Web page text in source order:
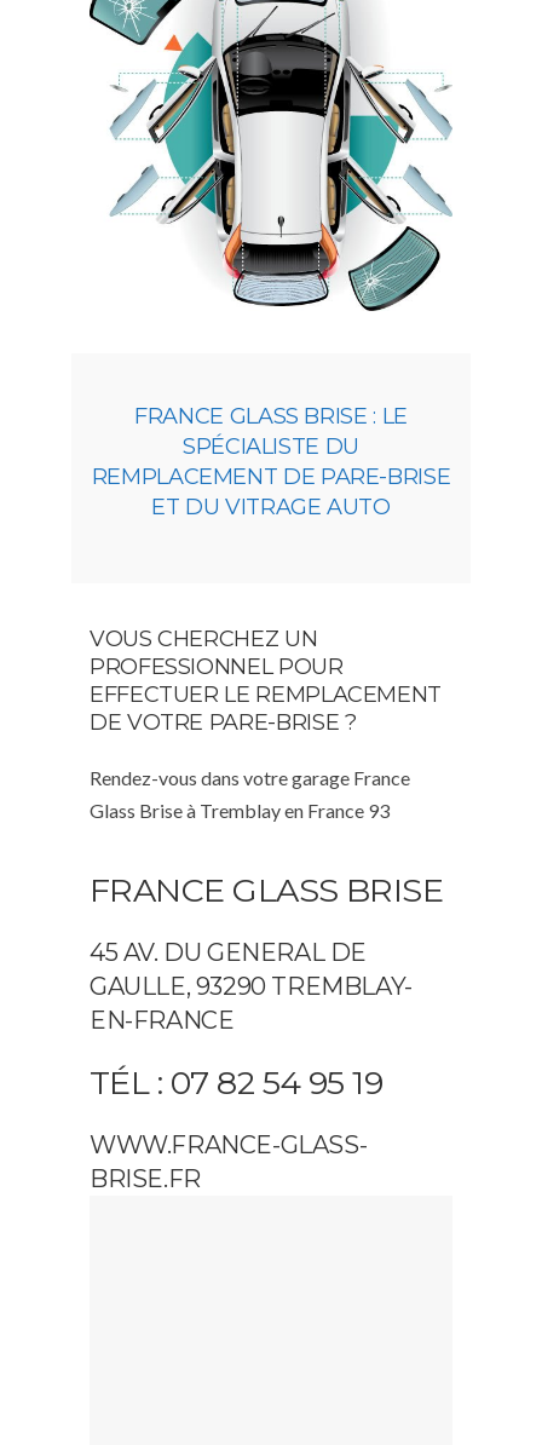
FRANCE GLASS BRISE : LE
SPÉCIALISTE DU
REMPLACEMENT DE PARE-BRISE
ET DU VITRAGE AUTO
VOUS CHERCHEZ UN
PROFESSIONNEL POUR
EFFECTUER LE REMPLACEMENT
DE VOTRE PARE-BRISE ?
Rendez-vous dans votre garage France
Glass Brise à Tremblay en France 93
FRANCE GLASS BRISE
45 AV. DU GENERAL DE
GAULLE, 93290 TREMBLAY-
EN-FRANCE
TÉL : 07 82 54 95 19
WWW.FRANCE-GLASS-
BRISE.FR